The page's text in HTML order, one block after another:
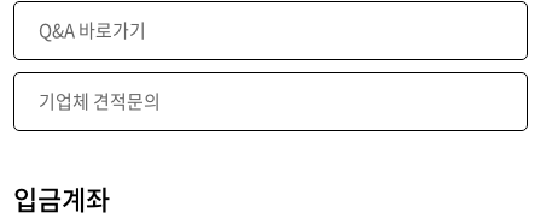
Q&A 바로가기
기업체 견적문의
입금계좌